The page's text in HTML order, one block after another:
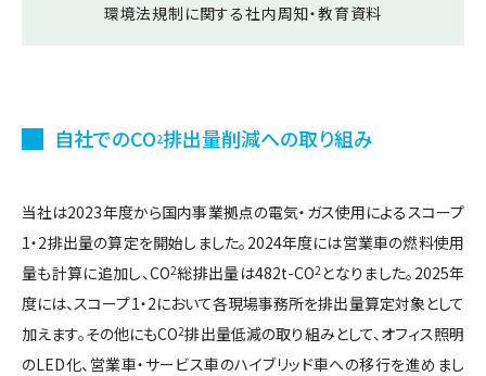
環境法規制に関する社内周知・教育資料
自社でのCO2排出量削減への取り組み
当社は2023年度から国内事業拠点の電気・ガス使用によるスコープ
1・2排出量の算定を開始しました。2024年度には営業車の燃料使用
量も計算に追加し、CO2総排出量は482t-CO2 となりました。2025年
度には、スコープ1・2において各現場事務所を排出量算定対象として
加えます。その他にもCO2排出量低減の取り組みとして、オフィス照明
のLED化、営業車・サービス車のハイブリッド車への移行を進めまし